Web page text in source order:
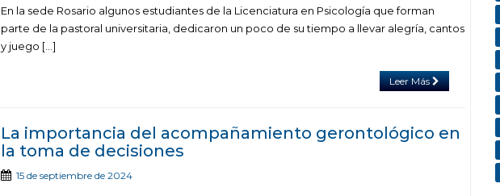
En la sede Rosario algunos estudiantes de la Licenciatura en Psicología que forman
parte de la pastoral universitaria, dedicaron un poco de su tiempo a llevar alegría, cantos
y juego […]
Leer Más
La importancia del acompañamiento gerontológico en
la toma de decisiones
15 de septiembre de 2024